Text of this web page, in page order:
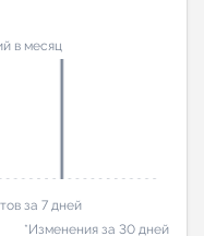
в месяц
за 7 дней
*Изменения за 30 дней